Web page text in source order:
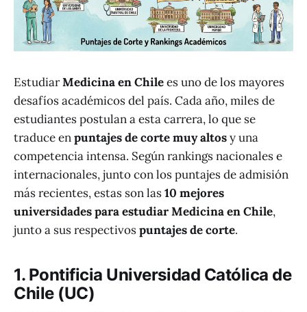
EstudiarMedicina en Chilees uno de los mayores
desafíos académicos del país. Cada año, miles de
estudiantes postulan a esta carrera, lo que se
traduce enpuntajes de corte muy altosy una
competencia intensa. Según rankings nacionales e
internacionales, junto con los puntajes de admisión
más recientes, estas son las10 mejores
universidades para estudiar Medicina en Chile,
junto a sus respectivospuntajes de corte.
1. Pontificia Universidad Católica de
Chile (UC)